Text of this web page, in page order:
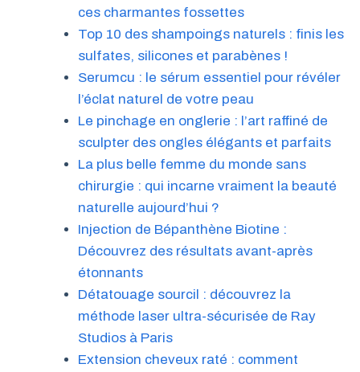
ces charmantes fossettes
Top 10 des shampoings naturels : finis les
sulfates, silicones et parabènes !
Serumcu : le sérum essentiel pour révéler
l’éclat naturel de votre peau
Le pinchage en onglerie : l’art raffiné de
sculpter des ongles élégants et parfaits
La plus belle femme du monde sans
chirurgie : qui incarne vraiment la beauté
naturelle aujourd’hui ?
Injection de Bépanthène Biotine :
Découvrez des résultats avant-après
étonnants
Détatouage sourcil : découvrez la
méthode laser ultra-sécurisée de Ray
Studios à Paris
Extension cheveux raté : comment